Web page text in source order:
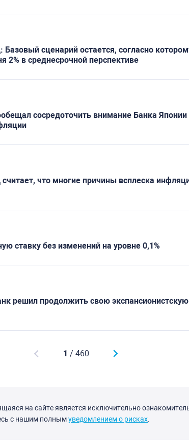
сценарий остается, согласно
2% в среднесрочной перспективе
сосредоточить внимание Банка Японии
что многие причины всплеска
ставку без изменений на уровне 0,1%
решил продолжить свою
1 / 460
на сайте является исключительно
с нашим полнымуведомлением о рисках